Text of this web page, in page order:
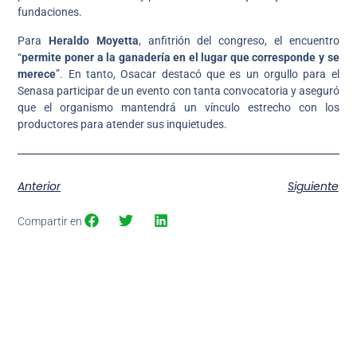
fundaciones.
Para Heraldo Moyetta, anfitrión del congreso, el encuentro
“permite poner a la ganadería en el lugar que corresponde y se
merece”. En tanto, Osacar destacó que es un orgullo para el
Senasa participar de un evento con tanta convocatoria y aseguró
que el organismo mantendrá un vínculo estrecho con los
productores para atender sus inquietudes.
Anterior Siguiente
Compartir en